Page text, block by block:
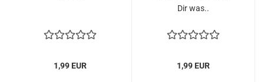
1,99 EUR
Dir was..
1,99 EUR